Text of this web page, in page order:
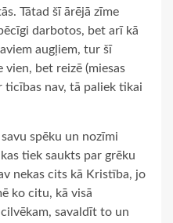
Tātad šī ārējā zīme
darbotos, bet arī kā
augļiem, tur šī
vien, bet reizē (miesas
ticības nav, tā paliek tikai
spēku un nozīmi
tiek saukts par grēku
nekas cits kā Kristība, jo
ko citu, kā visā
savaldīt to un